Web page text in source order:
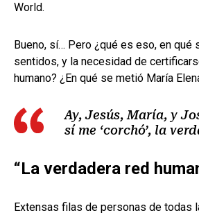
World.
Bueno, sí… Pero ¿qué es eso, en qué
sentidos, y la necesidad de
humano? ¿En qué se metió María
Ay, Jesús, María, y
sí me ‘corchó’, la
“La verdadera red
Extensas filas de personas de todas